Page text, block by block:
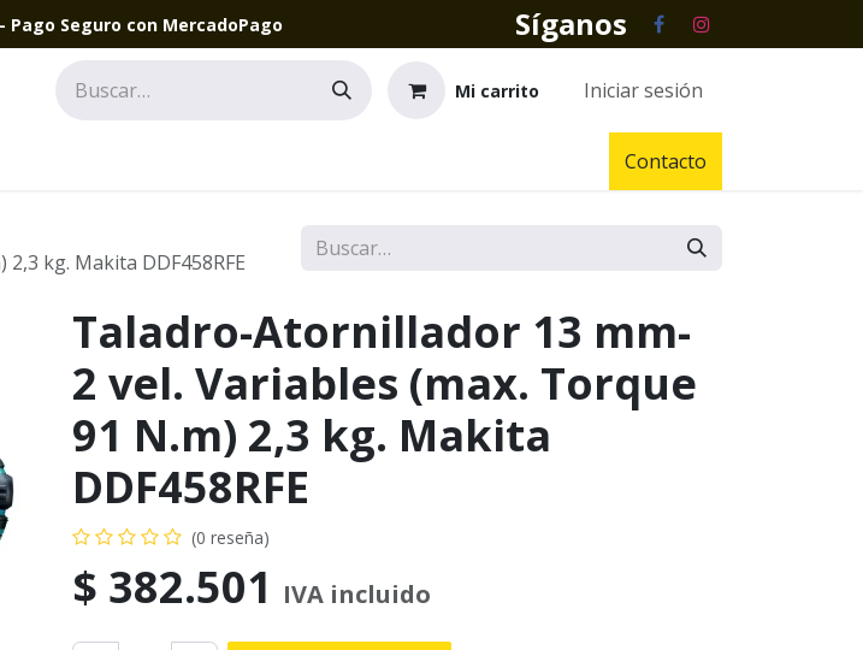
Pago Seguro con MercadoPago Síganos
Mi carrito Iniciar sesión
Contacto
kg. Makita DDF458RFE
Taladro-Atornillador 13 mm-
2 vel. Variables (max. Torque
91 N.m) 2,3 kg. Makita
DDF458RFE
(0 reseña)
$ 382.501 IVA incluido